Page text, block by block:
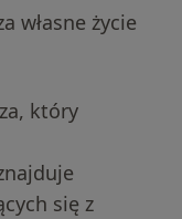
własne życie
który
się z